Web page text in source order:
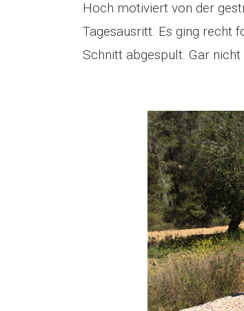
Hoch motiviert von der
Tagesausritt. Es ging recht
Schnitt abgespult. Gar